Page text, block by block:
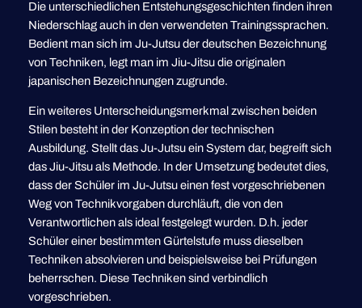
Die unterschiedlichen Entstehungsgeschichten finden ihren
Niederschlag auch in den verwendeten Trainingssprachen.
Bedient man sich im Ju-Jutsu der deutschen Bezeichnung
von Techniken, legt man im Jiu-Jitsu die originalen
japanischen Bezeichnungen zugrunde.
Ein weiteres Unterscheidungsmerkmal zwischen beiden
Stilen besteht in der Konzeption der technischen
Ausbildung. Stellt das Ju-Jutsu ein System dar, begreift sich
das Jiu-Jitsu als Methode. In der Umsetzung bedeutet dies,
dass der Schüler im Ju-Jutsu einen fest vorgeschriebenen
Weg von Technikvorgaben durchläuft, die von den
Verantwortlichen als ideal festgelegt wurden. D.h. jeder
Schüler einer bestimmten Gürtelstufe muss dieselben
Techniken absolvieren und beispielsweise bei Prüfungen
beherrschen. Diese Techniken sind verbindlich
vorgeschrieben.